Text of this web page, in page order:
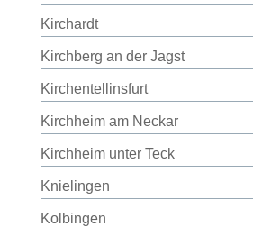
Kirchardt
Kirchberg an der Jagst
Kirchentellinsfurt
Kirchheim am Neckar
Kirchheim unter Teck
Knielingen
Kolbingen